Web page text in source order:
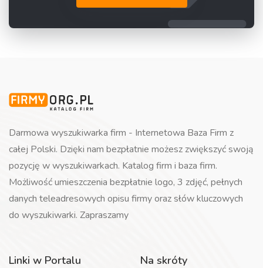
Darmowa wyszukiwarka firm - Internetowa Baza Firm z
całej Polski. Dzięki nam bezpłatnie możesz zwiększyć swoją
pozycję w wyszukiwarkach. Katalog firm i baza firm.
Możliwość umieszczenia bezpłatnie logo, 3 zdjęć, pełnych
danych teleadresowych opisu firmy oraz słów kluczowych
do wyszukiwarki. Zapraszamy
Linki w Portalu Na skróty